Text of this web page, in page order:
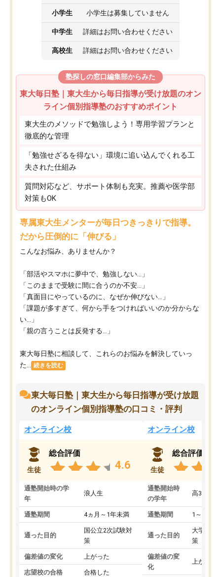
小学生 小学生は募集していません
中学生 詳細はお問い合わせください
高校生 詳細はお問い合わせください
塾探しの窓口編集部からみた
東大毎日塾｜東大生から毎日指導が受け放題のオン
ライン個別指導塾のおすすめポイント
東大生のメソッドで勉強しよう！専用学習プランと
徹底的な管理
「勉強せざるを得ない」環境に追い込んでくれる工
夫された仕組み
質問対応など、サポート体制も充実。推薦や医学部
対策もOK
専属東大生メンターが毎日つきっきりで指導。
だから圧倒的に「伸びる」
こんなお悩み、ありませんか？
「部活やスマホに夢中で、勉強しない…」
「このままで受験に間に合うのか不安…」
「真面目にやっているのに、なぜか伸びない…」
「課題が多すぎて、何から手をつければいいのか分からな
い…」
「親の言うことは反発する…」
東大毎日塾に相談して、これらのお悩みを解決していっ
た...
続きを読む
東大毎日塾｜東大生から毎日指導が受け放題
のオンライン個別指導塾の口コミ・評判
オンライン校
生徒
総合評価
4.6
通塾開始時の学
年
浪人生
通塾期間 4ヵ月～1年未満
通った目的
国公立2次試験対
策
偏差値の変化 上がった
志望校の合格 合格した
オンライン校
生徒
総合評価
通塾開始時
の学年
高3
通塾期間 1～3ヵ月
通った目的
大学入学
策
偏差値の変
化
上がった